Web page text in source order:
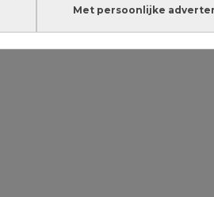
Met persoonlijke
onder de advertentie